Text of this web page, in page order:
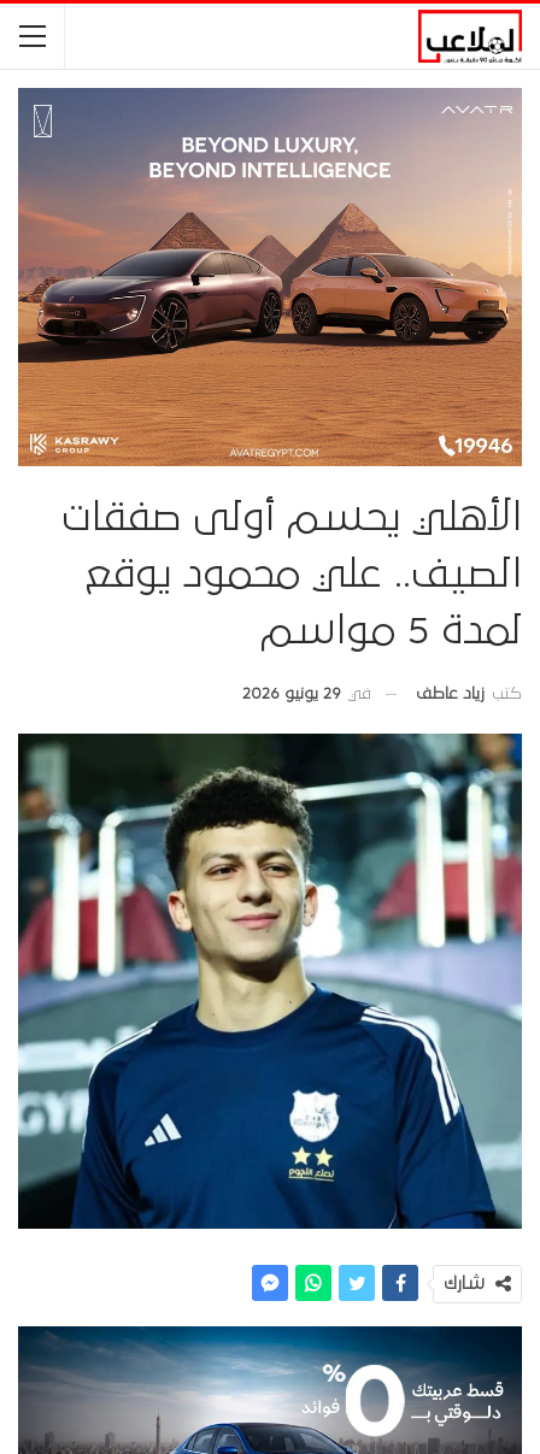
الأهلي يحسم أولى صفقات
الصيف.. علي محمود يوقع
لمدة 5 مواسم
كتب زياد عاطف في 29 يونيو 2026
شارك